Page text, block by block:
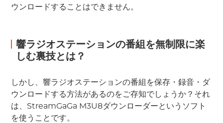
ウンロードすることはできません。
響ラジオステーションの番組を無制限に楽
しむ裏技とは？
しかし、響ラジオステーションの番組を保存・録音・ダ
ウンロードする方法があるのをご存知でしょうか？それ
は、StreamGaGa M3U8ダウンローダーというソフト
を使うことです。